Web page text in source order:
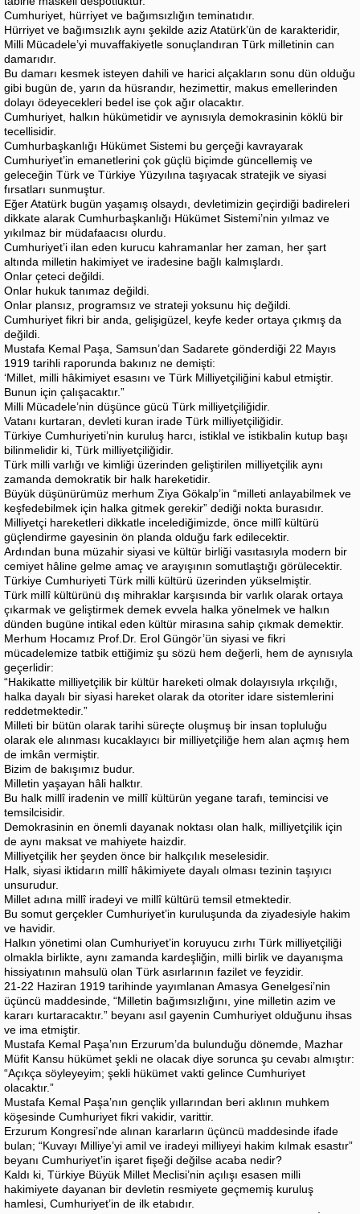
Cumhuriyet, hürriyet ve bağımsızlığın teminatıdır.
Hürriyet ve bağımsızlık aynı şekilde aziz Atatürk’ün de karakteridir,
Milli Mücadele’yi muvaffakiyetle sonuçlandıran Türk milletinin can
damarıdır.
Bu damarı kesmek isteyen dahili ve harici alçakların sonu dün olduğu
gibi bugün de, yarın da hüsrandır, hezimettir, makus emellerinden
dolayı ödeyecekleri bedel ise çok ağır olacaktır.
Cumhuriyet, halkın hükümetidir ve aynısıyla demokrasinin köklü bir
tecellisidir.
Cumhurbaşkanlığı Hükümet Sistemi bu gerçeği kavrayarak
Cumhuriyet’in emanetlerini çok güçlü biçimde güncellemiş ve
geleceğin Türk ve Türkiye Yüzyılına taşıyacak stratejik ve siyasi
fırsatları sunmuştur.
Eğer Atatürk bugün yaşamış olsaydı, devletimizin geçirdiği badireleri
dikkate alarak Cumhurbaşkanlığı Hükümet Sistemi’nin yılmaz ve
yıkılmaz bir müdafaacısı olurdu.
Cumhuriyet’i ilan eden kurucu kahramanlar her zaman, her şart
altında milletin hakimiyet ve iradesine bağlı kalmışlardı.
Onlar çeteci değildi.
Onlar hukuk tanımaz değildi.
Onlar plansız, programsız ve strateji yoksunu hiç değildi.
Cumhuriyet fikri bir anda, gelişigüzel, keyfe keder ortaya çıkmış da
değildi.
Mustafa Kemal Paşa, Samsun’dan Sadarete gönderdiği 22 Mayıs
1919 tarihli raporunda bakınız ne demişti:
‘Millet, milli hâkimiyet esasını ve Türk Milliyetçiliğini kabul etmiştir.
Bunun için çalışacaktır.”
Milli Mücadele’nin düşünce gücü Türk milliyetçiliğidir.
Vatanı kurtaran, devleti kuran irade Türk milliyetçiliğidir.
Türkiye Cumhuriyeti’nin kuruluş harcı, istiklal ve istikbalin kutup başı
bilinmelidir ki, Türk milliyetçiliğidir.
Türk milli varlığı ve kimliği üzerinden geliştirilen milliyetçilik aynı
zamanda demokratik bir halk hareketidir.
Büyük düşünürümüz merhum Ziya Gökalp’in “milleti anlayabilmek ve
keşfedebilmek için halka gitmek gerekir” dediği nokta burasıdır.
Milliyetçi hareketleri dikkatle incelediğimizde, önce millî kültürü
güçlendirme gayesinin ön planda olduğu fark edilecektir.
Ardından buna müzahir siyasi ve kültür birliği vasıtasıyla modern bir
cemiyet hâline gelme amaç ve arayışının somutlaştığı görülecektir.
Türkiye Cumhuriyeti Türk milli kültürü üzerinden yükselmiştir.
Türk millî kültürünü dış mihraklar karşısında bir varlık olarak ortaya
çıkarmak ve geliştirmek demek evvela halka yönelmek ve halkın
dünden bugüne intikal eden kültür mirasına sahip çıkmak demektir.
Merhum Hocamız Prof.Dr. Erol Güngör’ün siyasi ve fikri
mücadelemize tatbik ettiğimiz şu sözü hem değerli, hem de aynısıyla
geçerlidir:
“Hakikatte milliyetçilik bir kültür hareketi olmak dolayısıyla ırkçılığı,
halka dayalı bir siyasi hareket olarak da otoriter idare sistemlerini
reddetmektedir.”
Milleti bir bütün olarak tarihi süreçte oluşmuş bir insan topluluğu
olarak ele alınması kucaklayıcı bir milliyetçiliğe hem alan açmış hem
de imkân vermiştir.
Bizim de bakışımız budur.
Milletin yaşayan hâli halktır.
Bu halk millî iradenin ve millî kültürün yegane tarafı, temincisi ve
temsilcisidir.
Demokrasinin en önemli dayanak noktası olan halk, milliyetçilik için
de aynı maksat ve mahiyete haizdir.
Milliyetçilik her şeyden önce bir halkçılık meselesidir.
Halk, siyasi iktidarın millî hâkimiyete dayalı olması tezinin taşıyıcı
unsurudur.
Millet adına millî iradeyi ve millî kültürü temsil etmektedir.
Bu somut gerçekler Cumhuriyet’in kuruluşunda da ziyadesiyle hakim
ve havidir.
Halkın yönetimi olan Cumhuriyet’in koruyucu zırhı Türk milliyetçiliği
olmakla birlikte, aynı zamanda kardeşliğin, milli birlik ve dayanışma
hissiyatının mahsulü olan Türk asırlarının fazilet ve feyzidir.
21-22 Haziran 1919 tarihinde yayımlanan Amasya Genelgesi’nin
üçüncü maddesinde, “Milletin bağımsızlığını, yine milletin azim ve
kararı kurtaracaktır.” beyanı asıl gayenin Cumhuriyet olduğunu ihsas
ve ima etmiştir.
Mustafa Kemal Paşa’nın Erzurum’da bulunduğu dönemde, Mazhar
Müfit Kansu hükümet şekli ne olacak diye sorunca şu cevabı almıştır:
“Açıkça söyleyeyim; şekli hükümet vakti gelince Cumhuriyet
olacaktır.”
Mustafa Kemal Paşa’nın gençlik yıllarından beri aklının muhkem
köşesinde Cumhuriyet fikri vakidir, varittir.
Erzurum Kongresi’nde alınan kararların üçüncü maddesinde ifade
bulan; “Kuvayı Milliye’yi amil ve iradeyi milliyeyi hakim kılmak esastır”
beyanı Cumhuriyet’in işaret fişeği değilse acaba nedir?
Kaldı ki, Türkiye Büyük Millet Meclisi’nin açılışı esasen milli
hakimiyete dayanan bir devletin resmiyete geçmemiş kuruluş
hamlesi, Cumhuriyet’in de ilk etabıdır.